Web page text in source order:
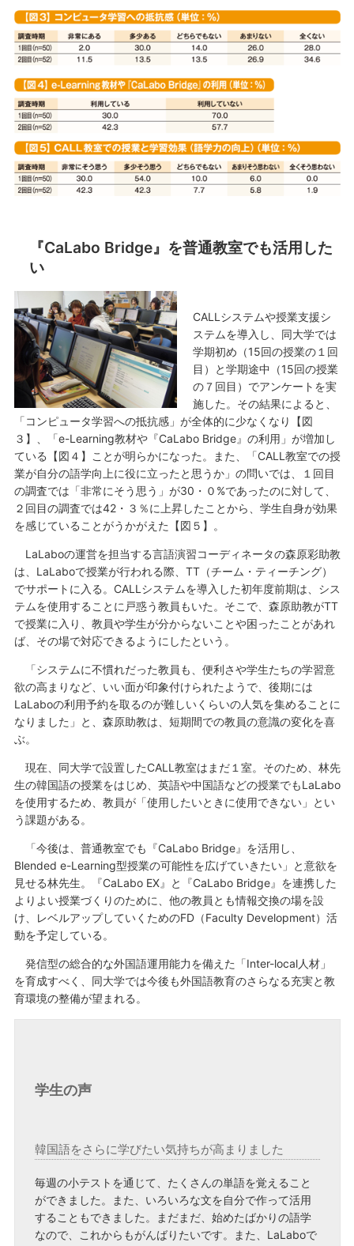
『CaLabo Bridge』を普通教室でも活用した
い
CALLシステムや授業支援シ
ステムを導入し、同大学では
学期初め（15回の授業の１回
目）と学期途中（15回の授業
の７回目）でアンケートを実
施した。その結果によると、
「コンピュータ学習への抵抗感」が全体的に少なくなり【図
３】、「e-Learning教材や『CaLabo Bridge』の利用」が増加し
ている【図４】ことが明らかになった。また、「CALL教室での授
業が自分の語学向上に役に立ったと思うか」の問いでは、１回目
の調査では「非常にそう思う」が30・０%であったのに対して、
２回目の調査では42・３％に上昇したことから、学生自身が効果
を感じていることがうかがえた【図５】。
LaLaboの運営を担当する言語演習コーディネータの森原彩助教
は、LaLaboで授業が行われる際、TT（チーム・ティーチング）
でサポートに入る。CALLシステムを導入した初年度前期は、シス
テムを使用することに戸惑う教員もいた。そこで、森原助教がTT
で授業に入り、教員や学生が分からないことや困ったことがあれ
ば、その場で対応できるようにしたという。
「システムに不慣れだった教員も、便利さや学生たちの学習意
欲の高まりなど、いい面が印象付けられたようで、後期には
LaLaboの利用予約を取るのが難しいくらいの人気を集めることに
なりました」と、森原助教は、短期間での教員の意識の変化を喜
ぶ。
現在、同大学で設置したCALL教室はまだ１室。そのため、林先
生の韓国語の授業をはじめ、英語や中国語などの授業でもLaLabo
を使用するため、教員が「使用したいときに使用できない」とい
う課題がある。
「今後は、普通教室でも『CaLabo Bridge』を活用し、
Blended e-Learning型授業の可能性を広げていきたい」と意欲を
見せる林先生。『CaLabo EX』と『CaLabo Bridge』を連携した
よりよい授業づくりのために、他の教員とも情報交換の場を設
け、レベルアップしていくためのFD（Faculty Development）活
動を予定している。
発信型の総合的な外国語運用能力を備えた「Inter-local人材」
を育成すべく、同大学では今後も外国語教育のさらなる充実と教
育環境の整備が望まれる。
学生の声
韓国語をさらに学びたい気持ちが高まりました
毎週の小テストを通じて、たくさんの単語を覚えること
ができました。また、いろいろな文を自分で作って活用
することもできました。まだまだ、始めたばかりの語学
なので、これからもがんばりたいです。また、LaLaboで